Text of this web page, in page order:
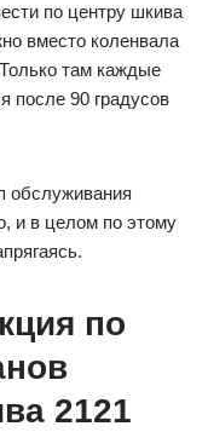
по центру шкива
вместо коленвала
там каждые
после 90 градусов
обслуживания
и в целом по этому
по
2121